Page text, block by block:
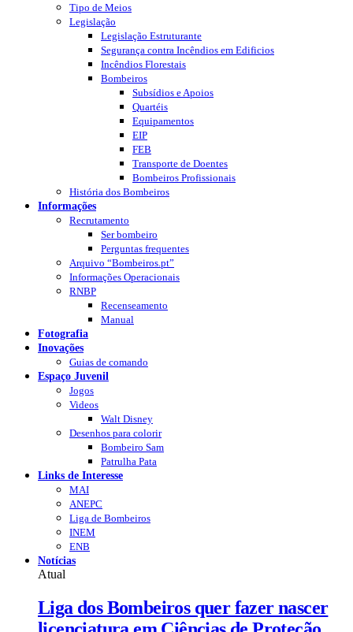
Tipo de Meios
Legislação
Legislação Estruturante
Segurança contra Incêndios em Edificios
Incêndios Florestais
Bombeiros
Subsídios e Apoios
Quartéis
Equipamentos
EIP
FEB
Transporte de Doentes
Bombeiros Profissionais
História dos Bombeiros
Informações
Recrutamento
Ser bombeiro
Perguntas frequentes
Arquivo “Bombeiros.pt”
Informações Operacionais
RNBP
Recenseamento
Manual
Fotografia
Inovações
Guias de comando
Espaço Juvenil
Jogos
Videos
Walt Disney
Desenhos para colorir
Bombeiro Sam
Patrulha Pata
Links de Interesse
MAI
ANEPC
Liga de Bombeiros
INEM
ENB
Notícias
Atual
Liga dos Bombeiros quer fazer nascer